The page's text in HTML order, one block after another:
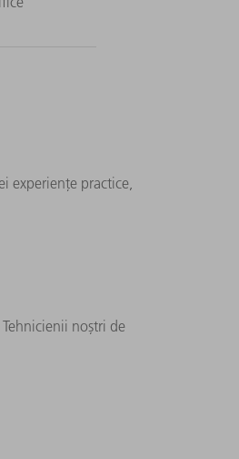
experiențe practice,
noștri de